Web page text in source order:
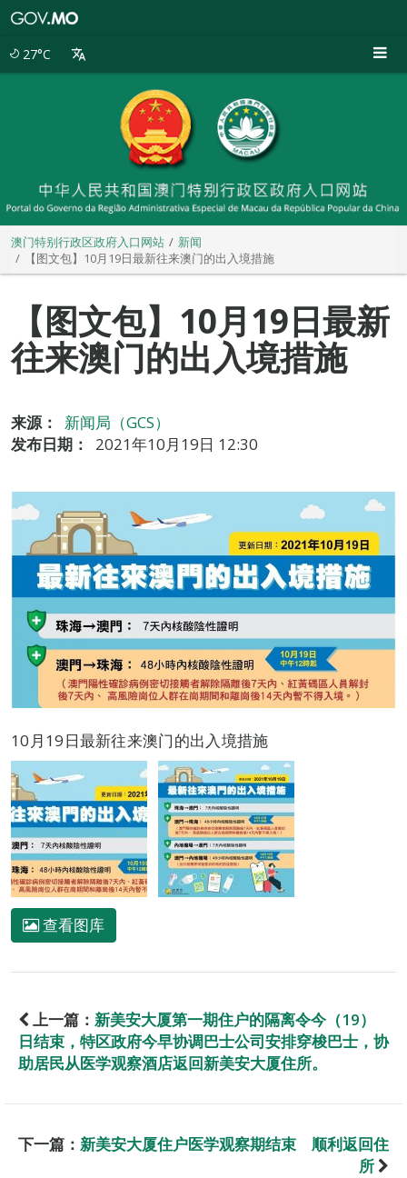
27°C
澳门特别行政区政府入口网站
新闻
【图文包】10月19日最新往来澳门的出入境措施
【图文包】10月19日最新
往来澳门的出入境措施
来源：
新闻局（GCS）
发布日期：
2021年10月19日 12:30
10月19日最新往来澳门的出入境措施
查看图库
上一篇： 新美安大厦第一期住户的隔离令今（19）
日结束，特区政府今早协调巴士公司安排穿梭巴士，协
助居民从医学观察酒店返回新美安大厦住所。
下一篇： 新美安大厦住户医学观察期结束 顺利返回住
所